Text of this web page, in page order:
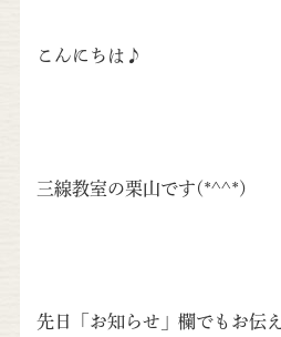
こんにちは♪
三線教室の栗山です(*^^*)
先日「お知らせ」欄でもお伝